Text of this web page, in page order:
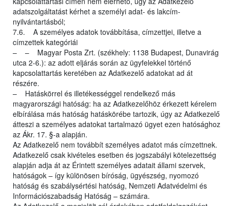
adatszolgáltatást kérhet a személyi adat- és lakcím-
nyilvántartásból;
7.6. A személyes adatok továbbítása, címzettjei, illetve a
címzettek kategóriái
– – Magyar Posta Zrt. (székhely: 1138 Budapest, Dunavirág
utca 2-6.): az adott eljárás során az ügyfelekkel történő
kapcsolattartás keretében az Adatkezelő adatokat ad át
részére.
– Hatáskörrel és illetékességgel rendelkező más
magyarországi hatóság: ha az Adatkezelőhöz érkezett kérelem
elbírálása más hatóság hatáskörébe tartozik, úgy az Adatkezelő
átteszi a személyes adatokat tartalmazó ügyet ezen hatósághoz
az Ákr. 17. §-a alapján.
Az Adatkezelő nem továbbít személyes adatot más címzettnek.
Adatkezelő csak kivételes esetben és jogszabályi kötelezettség
alapján adja át az Érintett személyes adatait állami szervek,
hatóságok – így különösen bíróság, ügyészség, nyomozó
hatóság és szabálysértési hatóság, Nemzeti Adatvédelmi és
Információszabadság Hatóság – számára.